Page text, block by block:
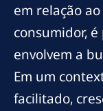
em relação
consumidor,
envolvem a
Em um
facilitado,